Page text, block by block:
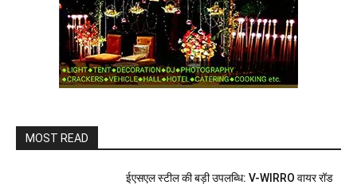
MOST READ
ईएसएल स्टील की बड़ी उपलब्धि: V-WIRRO वायर रॉड